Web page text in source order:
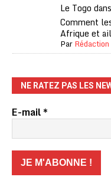
Le Togo
Comment
Afrique et
Par
NE RATEZ PAS LES
E-mail*